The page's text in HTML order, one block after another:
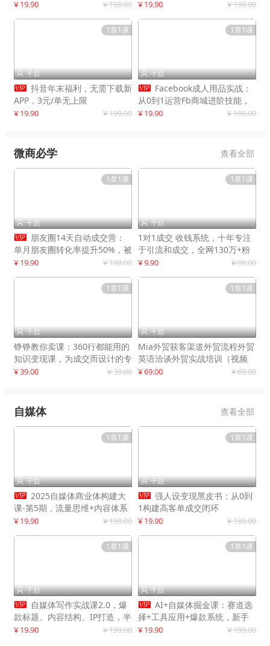
赋能，打造可持续变现产品线
¥ 19.90 ¥ 199.00 ¥ 19.90 ¥ 199.00
1章1课
 千启
 抖音年末福利，无需下载新
APP，3元/单无上限
¥ 19.90 ¥ 199.00
1章1课
 千启
 Facebook成人用品实战：
从0到1运营Fb商城进阶技能，
快速提升订单转化与店铺收益
¥ 19.90 ¥ 199.00
微商必学 查看全部
1章1课
 千启
 朋友圈14天自动成交营：
单月朋友圈转化率提升50%，被
动收入超3万元
¥ 19.90 ¥ 199.00
1章1课
 千启
1对1成交 收钱系统，十年专注
于引流和成交，全网130万+粉
丝
¥ 9.90 ¥ 99.00
1章1课
 千启
铮铮教你卖课：360行都能用的
知识变现课，为成交而设计的专
属课程
¥ 39.00 ¥ 39.00
1章1课
 千启
Mia外贸获客渠道外贸流程外贸
英语洽谈外贸实战培训（视频
课）价值399元
¥ 69.00 ¥ 69.00
自媒体 查看全部
1章1课
 千启
 2025自媒体商业体构建大
课-第5期，流量思维+内容体系
+变现闭环，打造个人可持续生
¥ 19.90 ¥ 199.00
1章1课
 千启
 强人设变现黑皮书：从0到
1构建高客单成交闭环
¥ 19.90 ¥ 199.00
1章1课
 千启
 自媒体写作实战课2.0，爆
款标题、内容结构、IP打造，半
年复制30万粉月入10万+
¥ 19.90 ¥ 199.00
1章1课
 千启
 AI+自媒体掘金课：赛道选
择+工具应用+爆款系统，新手
快速起步，副业月入8000+
¥ 19.90 ¥ 199.00